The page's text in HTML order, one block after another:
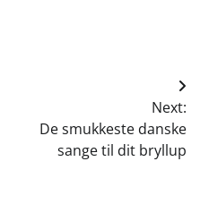
Next:
De smukkeste danske
sange til dit bryllup